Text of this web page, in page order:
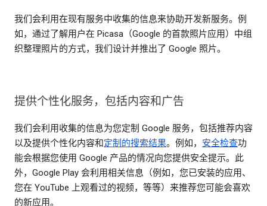
我们会利用在现有服务中收集的信息来协助开发新服务。例
如，通过了解用户在 Picasa（Google 的首款照片应用）中组
织整理照片的方式，我们设计并推出了 Google 照片。
提供个性化服务，包括内容和广告
我们会利用收集的信息为您定制 Google 服务，包括推荐内容
以及提供个性化内容和定制的搜索结果。例如， 安全检查功
能会根据您使用 Google 产品的情况向您提供安全提示。此
外，Google Play 会利用相关信息（例如，您已安装的应用、
您在 YouTube 上观看过的视频，等等）来推荐您可能会喜欢
的新应用。